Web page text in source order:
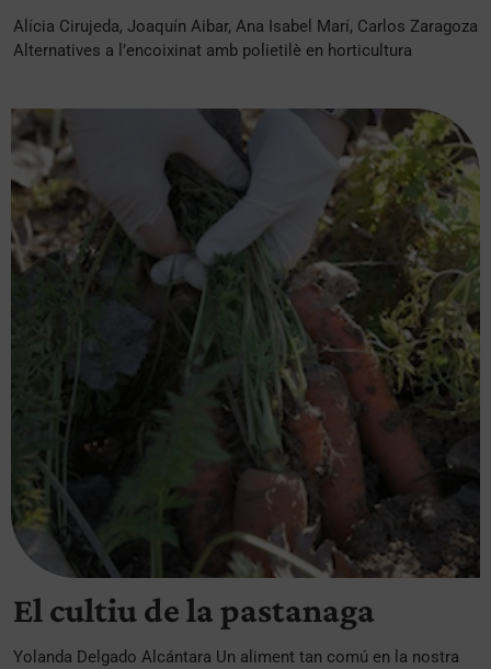
Alícia Cirujeda, Joaquín Aibar, Ana Isabel Marí, Carlos Zaragoza
Alternatives a l’encoixinat amb polietilè en horticultura
El cultiu de la pastanaga
Yolanda Delgado Alcántara Un aliment tan comú en la nostra